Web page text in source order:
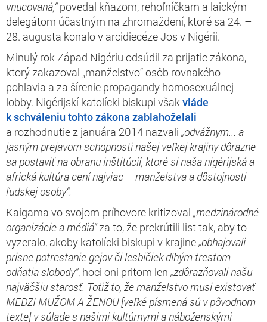
vnucovaná,“povedal kňazom, rehoľníčkam a laickým
delegátom účastným na zhromaždení, ktoré sa 24. –
28. augusta konalo v arcidiecéze Jos v Nigérii.
Minulý rok Západ Nigériu odsúdil za prijatie zákona,
ktorý zakazoval „manželstvo“ osôb rovnakého
pohlavia a za šírenie propagandy homosexuálnej
lobby. Nigérijskí katolícki biskupi všakvláde
k schváleniu tohto zákona zablahoželali
a rozhodnutie z januára 2014 nazvali „odvážnym... a
jasným prejavom schopnosti našej veľkej krajiny dôrazne
sa postaviť na obranu inštitúcií, ktoré si naša nigérijská a
africká kultúra cení najviac – manželstva a dôstojnosti
ľudskej osoby“.
Kaigama vo svojom príhovore kritizoval „medzinárodné
organizácie a médiá“za to, že prekrútili list tak, aby to
vyzeralo, akoby katolícki biskupi v krajine„obhajovali
prísne potrestanie gejov či lesbičiek dlhým trestom
odňatia slobody“, hoci oni pritom len „zdôrazňovali našu
najväčšiu starosť. Totiž to, že manželstvo musí existovať
MEDZI MUŽOM A ŽENOU [veľké písmená sú v pôvodnom
texte] v súlade s našimi kultúrnymi a náboženskými